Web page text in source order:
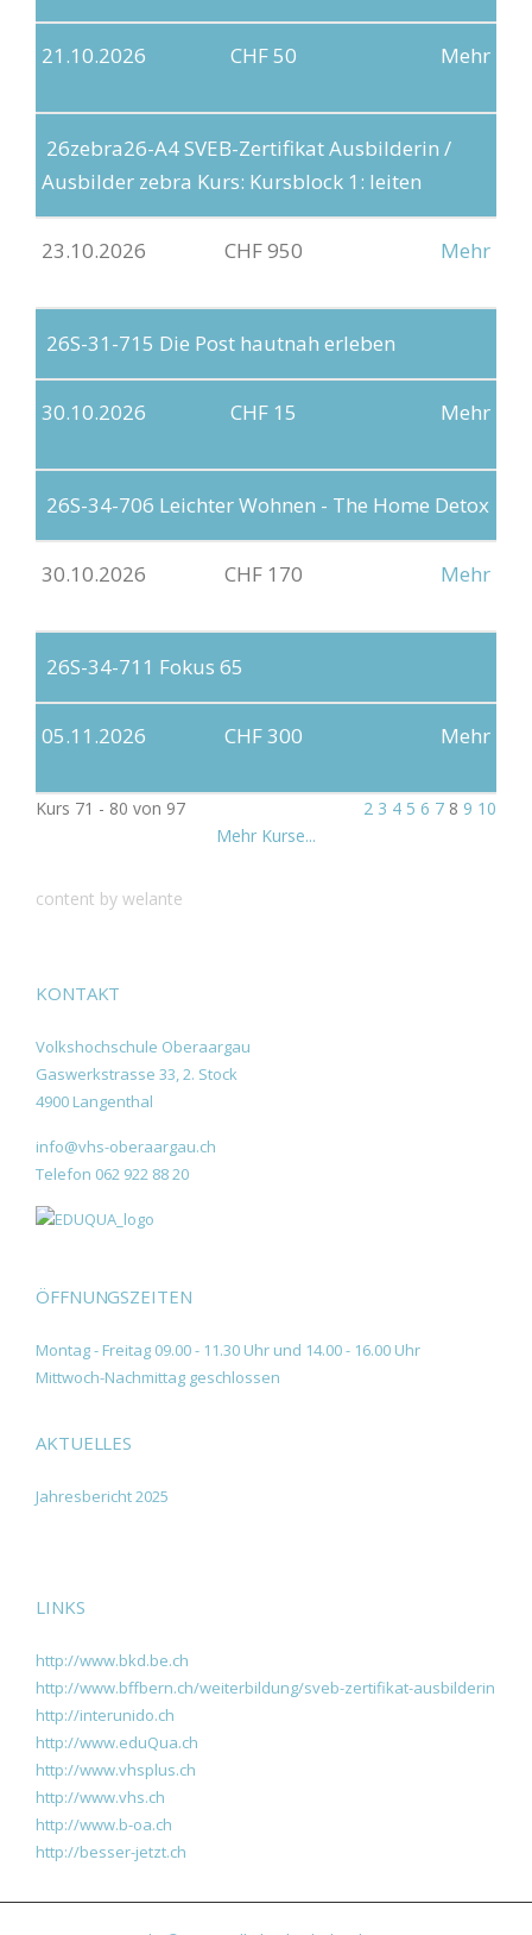
21.10.2026 CHF 50 Mehr
26zebra26-A4SVEB-Zertifikat Ausbilderin /
Ausbilder zebra Kurs: Kursblock 1: leiten
23.10.2026 CHF 950 Mehr
26S-31-715 Die Post hautnah erleben
30.10.2026 CHF 15 Mehr
26S-34-706 Leichter Wohnen - The Home Detox
30.10.2026 CHF 170 Mehr
26S-34-711 Fokus 65
05.11.2026 CHF 300 Mehr
Kurs 71 - 80 von 97 2 3 4 5 6 7 8 9 10
Mehr Kurse...
content by welante
KONTAKT
Volkshochschule Oberaargau
Gaswerkstrasse 33, 2. Stock
4900 Langenthal
info@vhs-oberaargau.ch
Telefon 062 922 88 20
ÖFFNUNGSZEITEN
Montag - Freitag 09.00 - 11.30 Uhr und 14.00 - 16.00 Uhr
Mittwoch-Nachmittag geschlossen
AKTUELLES
Jahresbericht 2025
LINKS
http://www.bkd.be.ch
http://www.bffbern.ch/weiterbildung/sveb-zertifikat-ausbilderin
http://interunido.ch
http://www.eduQua.ch
http://www.vhsplus.ch
http://www.vhs.ch
http://www.b-oa.ch
http://besser-jetzt.ch